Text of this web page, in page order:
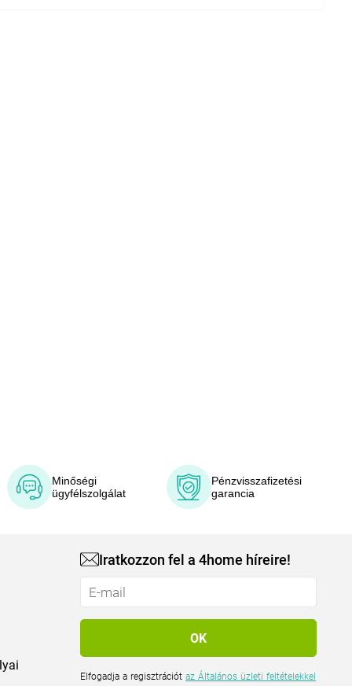
Minőségi
ügyfélszolgálat
Pénzvisszafizetési
garancia
Iratkozzon fel a 4home híreire!
Elfogadja a regisztrációtaz Általános üzleti feltételekkel